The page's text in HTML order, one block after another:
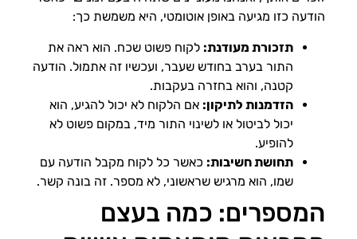
הודעה כזו מגיעה באופן אוטומטי, היא משמשת כך:
תזכורת מעודנת: לקוח פשוט שכח. הוא ראה את
התור בערב בחודש שעבר, ועכשיו זה אתמול. הודעה
קטנה, והוא בחזרה בעקבות.
הזדמנות לתיקון: אם הלקוח לא יכול להגיע, הוא
יכול לביטול או לשינוי התור מיד, במקום פשוט לא
להופיע.
תחושת חשיבות: כאשר כל לקוח מקבל הודעה עם
שמו, הוא מרגיש שראשוני, לא מספר. זה בונה קשר.
המספרים: כמה בעצם